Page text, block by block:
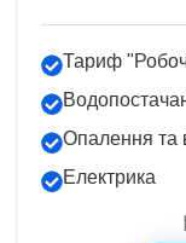
Тариф
Опалення та
Електрика